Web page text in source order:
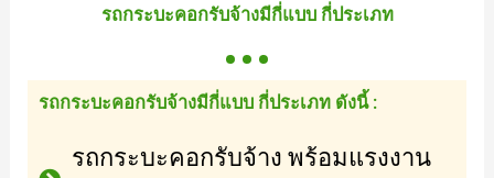
รถกระบะคอกรับจ้างมีกี่แบบ กี่ประเภท
รถกระบะคอกรับจ้างมีกี่แบบ กี่ประเภท ดังนี้ :
รถกระบะคอกรับจ้าง พร้อมแรงงาน